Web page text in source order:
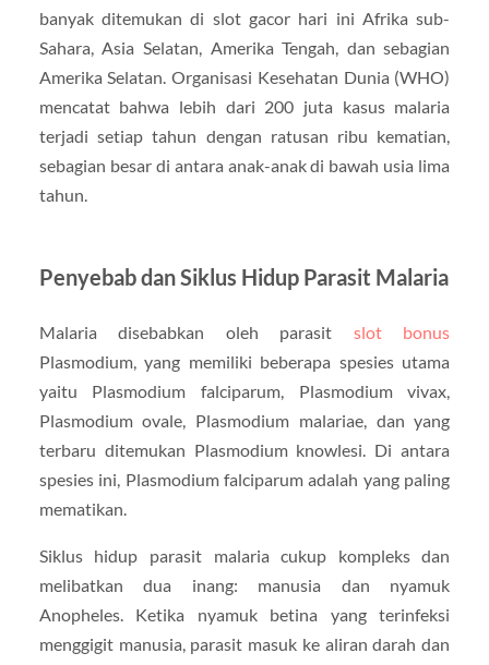
banyak ditemukan di slot gacor hari ini Afrika sub-
Sahara, Asia Selatan, Amerika Tengah, dan sebagian
Amerika Selatan. Organisasi Kesehatan Dunia (WHO)
mencatat bahwa lebih dari 200 juta kasus malaria
terjadi setiap tahun dengan ratusan ribu kematian,
sebagian besar di antara anak-anak di bawah usia lima
tahun.
Penyebab dan Siklus Hidup Parasit Malaria
Malaria disebabkan oleh parasit slot bonus
Plasmodium, yang memiliki beberapa spesies utama
yaitu Plasmodium falciparum, Plasmodium vivax,
Plasmodium ovale, Plasmodium malariae, dan yang
terbaru ditemukan Plasmodium knowlesi. Di antara
spesies ini, Plasmodium falciparum adalah yang paling
mematikan.
Siklus hidup parasit malaria cukup kompleks dan
melibatkan dua inang: manusia dan nyamuk
Anopheles. Ketika nyamuk betina yang terinfeksi
menggigit manusia, parasit masuk ke aliran darah dan